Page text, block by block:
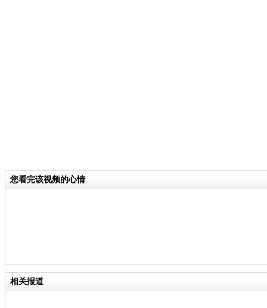
您看完该视频的心情
相关报道